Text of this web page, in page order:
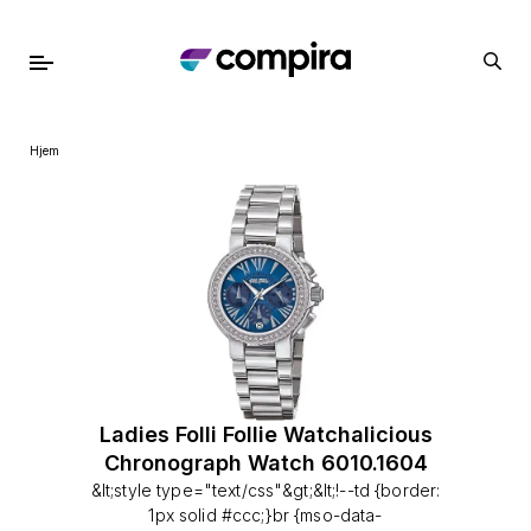
Hjem
Ladies Folli Follie Watchalicious
Chronograph Watch 6010.1604
&lt;style type="text/css"&gt;&lt;!--td {border:
1px solid #ccc;}br {mso-data-